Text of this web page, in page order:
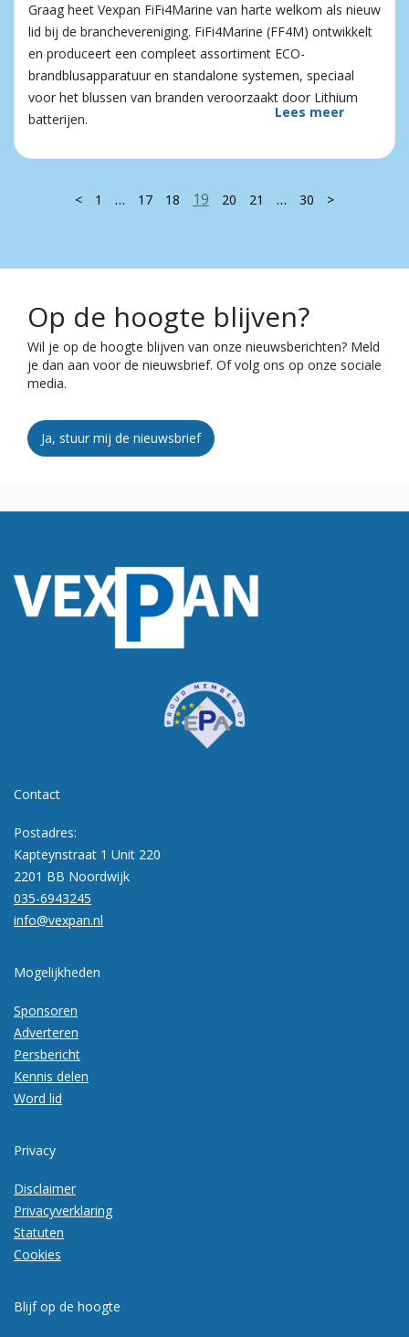
Graag heet Vexpan FiFi4Marine van harte welkom als nieuw
lid bij de branchevereniging. FiFi4Marine (FF4M) ontwikkelt
en produceert een compleet assortiment ECO-
brandblusapparatuur en standalone systemen, speciaal
voor het blussen van branden veroorzaakt door Lithium
batterijen.
Lees meer
< 1 … 17 18 19 20 21 … 30 >
Op de hoogte blijven?
Wil je op de hoogte blijven van onze nieuwsberichten? Meld
je dan aan voor de nieuwsbrief. Of volg ons op onze sociale
media.
Ja, stuur mij de nieuwsbrief
Contact
Postadres:
Kapteynstraat 1 Unit 220
2201 BB Noordwijk
035-6943245
info@vexpan.nl
Mogelijkheden
Sponsoren
Adverteren
Persbericht
Kennis delen
Word lid
Privacy
Disclaimer
Privacyverklaring
Statuten
Cookies
Blijf op de hoogte